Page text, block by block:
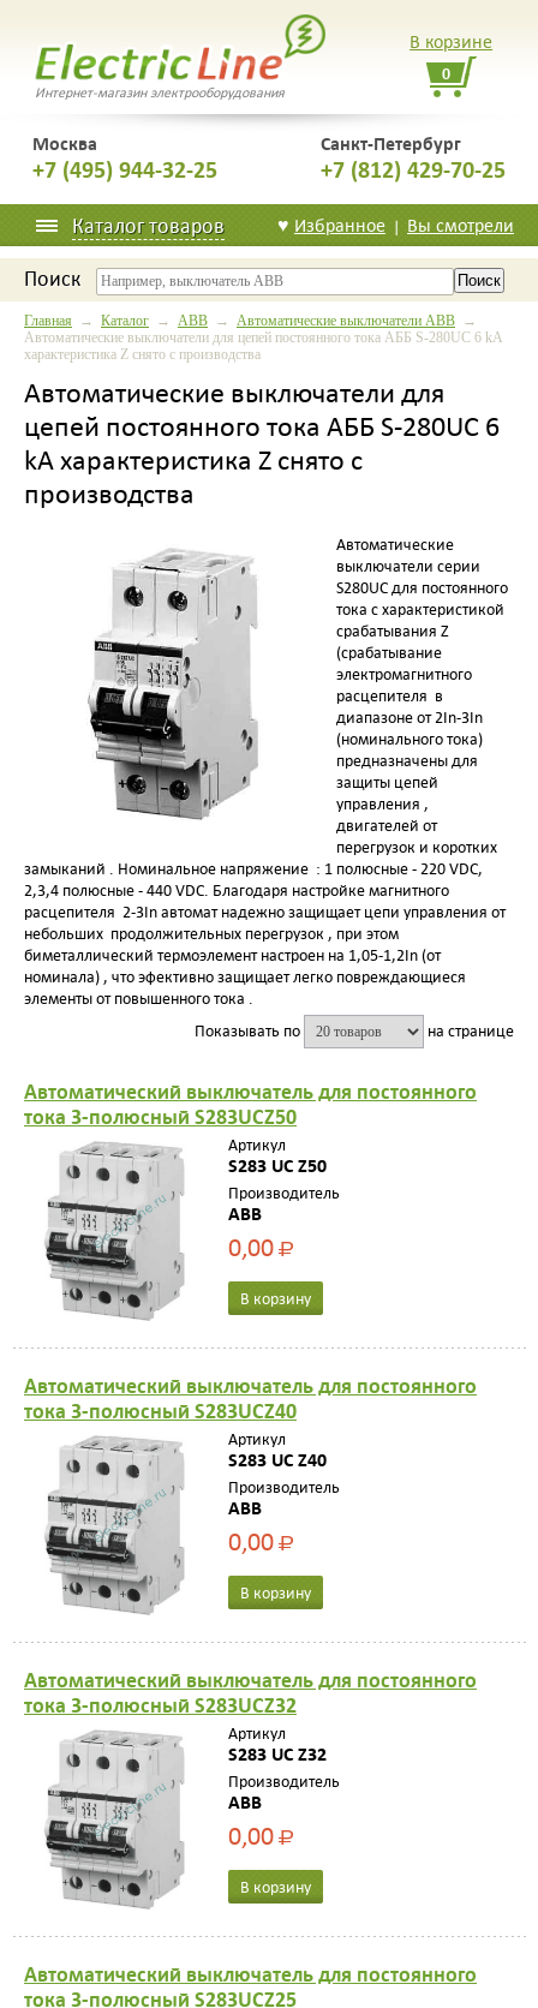
Интернет-магазин электрооборудования
Москва
+7 (495) 944-32-25
Санкт-Петербург
+7 (812) 429-70-25
В корзине
0
Каталог товаров ♥ Избранное | Вы смотрели
Поиск
Главная → Каталог → ABB → Автоматические выключатели ABB →
Автоматические выключатели для цепей постоянного тока АББ S-280UC 6 kA
характеристика Z снято с производства
Автоматические выключатели для
цепей постоянного тока АББ S-280UC 6
kA характеристика Z снято с
производства
Автоматические
выключатели серии
S280UC для постоянного
тока с характеристикой
срабатывания Z
(срабатывание
электромагнитного
расцепителя в
диапазоне от 2In-3In
(номинального тока)
предназначены для
защиты цепей
управления ,
двигателей от
перегрузок и коротких
замыканий . Номинальное напряжение : 1 полюсные - 220 VDC,
2,3,4 полюсные - 440 VDC. Благодаря настройке магнитного
расцепителя 2-3In автомат надежно защищает цепи управления от
небольших продолжительных перегрузок , при этом
биметаллический термоэлемент настроен на 1,05-1,2In (от
номинала) , что эфективно защищает легко повреждающиеся
элементы от повышенного тока .
Показывать по
на странице
Автоматический выключатель для постоянного
тока 3-полюсный S283UCZ50
Артикул
S283 UC Z50
Производитель
ABB
0,00Р
В корзину
Автоматический выключатель для постоянного
тока 3-полюсный S283UCZ40
Артикул
S283 UC Z40
Производитель
ABB
0,00Р
В корзину
Автоматический выключатель для постоянного
тока 3-полюсный S283UCZ32
Артикул
S283 UC Z32
Производитель
ABB
0,00Р
В корзину
Автоматический выключатель для постоянного
тока 3-полюсный S283UCZ25